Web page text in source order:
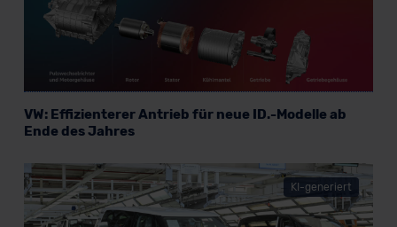
VW: Effizienterer Antrieb für neue ID.-Modelle ab
Ende des Jahres
KI-generiert